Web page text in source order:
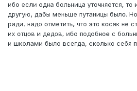
ибо если одна больница уточняется, то
другую, дабы меньше путаницы было.
ради, надо отметить, что это косяк не
их отцов и дедов, ибо подобное с
и школами было всегда, сколько себя